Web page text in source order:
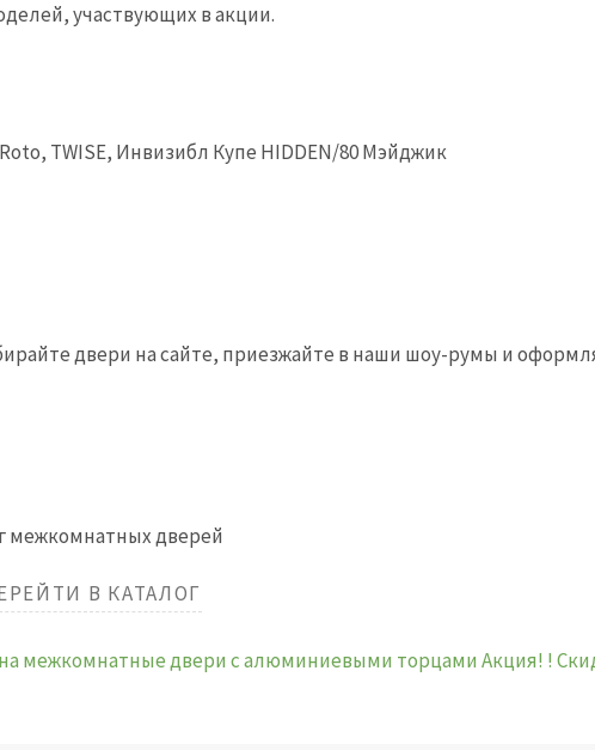
участвующих в акции.
TWISE, Инвизибл Купе HIDDEN/80 Мэйджик
двери на сайте, приезжайте в наши шоу-румы и
межкомнатных дверей
В КАТАЛОГ
на межкомнатные двери с алюминиевыми торцами Акция! !